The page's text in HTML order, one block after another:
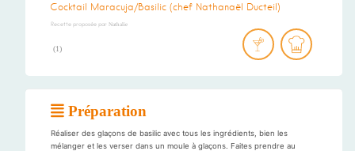
Cocktail Maracuja/Basilic (chef Nathanaël Ducteil)
Recette proposée par Nathalie
(1)
Préparation
Réaliser des glaçons de basilic avec tous les ingrédients, bien les
mélanger et les verser dans un moule à glaçons. Faites prendre au